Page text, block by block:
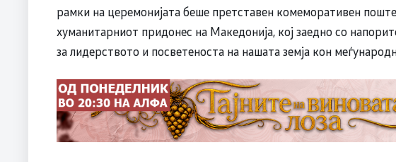
рамки на церемонијата беше претставен комеморативен
хуманитарниот придонес на Македонија, кој заедно со
за лидерството и посветеноста на нашата земја кон